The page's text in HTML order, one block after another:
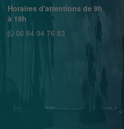
Horaires d'attentions de 9h
à 19h
06 84 94 76 83